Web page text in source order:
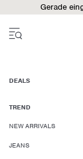
Gerade
DEALS
TREND
NEW ARRIVALS
JEANS